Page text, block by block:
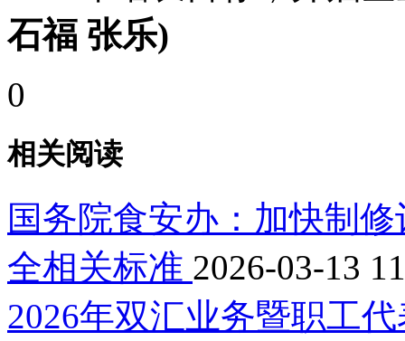
石福 张乐)
0
相关阅读
国务院食安办：加快制
全相关标准 2026-03-13
2026年双汇业务暨职工